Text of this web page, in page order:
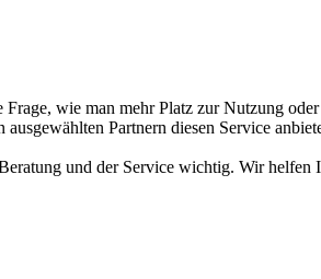
wie man mehr Platz zur Nutzung
Partnern diesen Service
und der Service wichtig. Wir